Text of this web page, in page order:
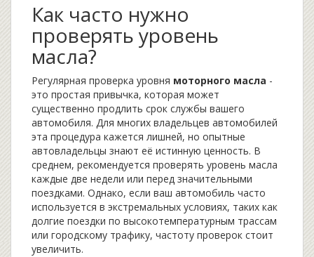
Как часто нужно
проверять уровень
масла?
Регулярная проверка уровня моторного масла -
это простая привычка, которая может
существенно продлить срок службы вашего
автомобиля. Для многих владельцев автомобилей
эта процедура кажется лишней, но опытные
автовладельцы знают её истинную ценность. В
среднем, рекомендуется проверять уровень масла
каждые две недели или перед значительными
поездками. Однако, если ваш автомобиль часто
используется в экстремальных условиях, таких как
долгие поездки по высокотемпературным трассам
или городскому трафику, частоту проверок стоит
увеличить.